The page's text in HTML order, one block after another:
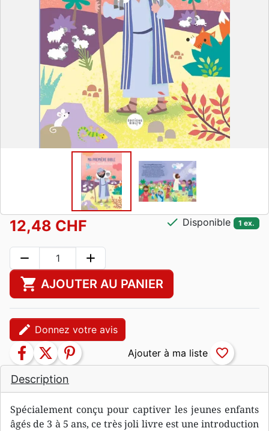
Description
Spécialement conçu pour captiver les jeunes enfants
âgés de 3 à 5 ans, ce très joli livre est une introduction
12,48 CHF check Disponible 1 ex.
remove add
shopping_cart AJOUTER AU PANIER
edit Donnez votre avis
facebook twitter pinterest favorite_border